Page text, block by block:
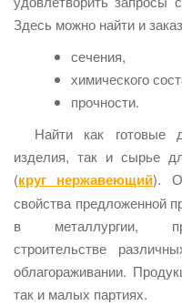
Здесь можно найти и
сечения,
химического
прочности.
Найти как готовые
изделия, так и сырье
(круг нержавеющий).
свойства предложенной
в металлургии,
строительстве
облагораживании.
так и малых партиях.